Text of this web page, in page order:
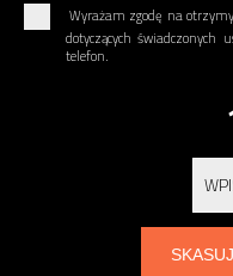
Wyrażam zgodę na
dotyczących
telefon.